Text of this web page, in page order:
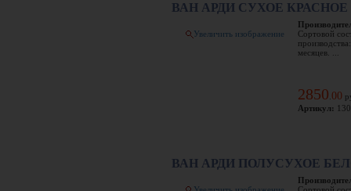
ВАН АРДИ СУХОЕ КРАСНОЕ
Увеличить изображение
Сортовой
месяцев. ...
2850 00
Артикул:
ВАН АРДИ ПОЛУСУХОЕ